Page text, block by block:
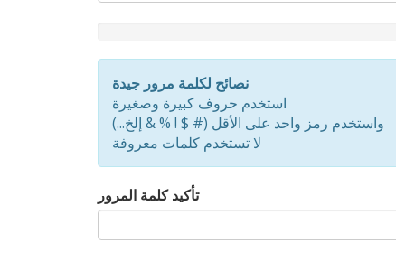
Rating:
نصائح لكلمة مرور جيدة
استخدم حروف كبيرة وصغيرة
واستخدم رمز واحد على الأقل (# $ ! % & إلخ...)
لا تستخدم كلمات معروفة
تأكيد كلمة المرور